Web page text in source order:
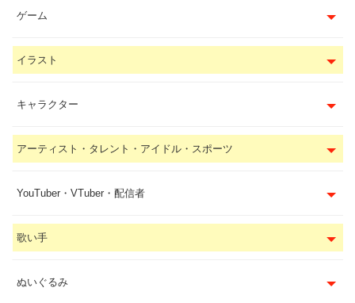
ゲーム
イラスト
キャラクター
アーティスト・タレント・アイドル・スポーツ
YouTuber・VTuber・配信者
歌い手
ぬいぐるみ